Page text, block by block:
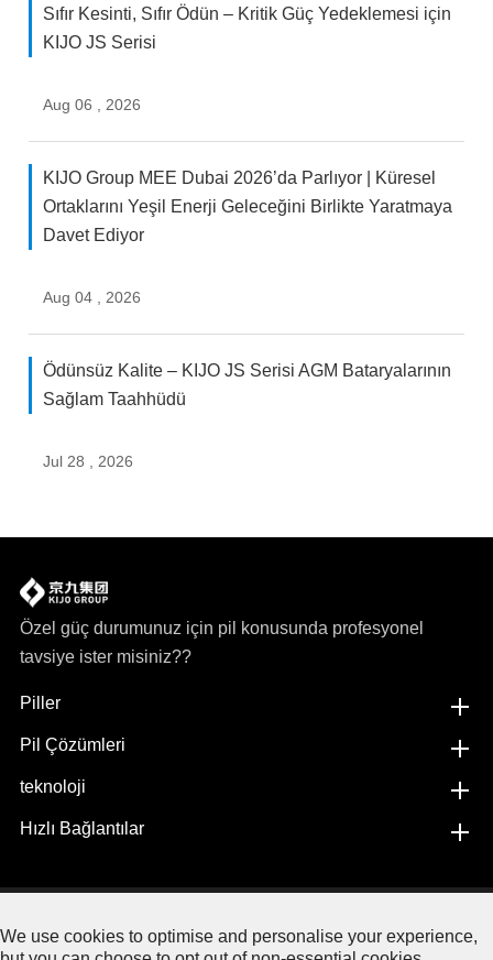
Sıfır Kesinti, Sıfır Ödün – Kritik Güç Yedeklemesi için
KIJO JS Serisi
Aug 06 , 2026
KIJO Group MEE Dubai 2026’da Parlıyor | Küresel
Ortaklarını Yeşil Enerji Geleceğini Birlikte Yaratmaya
Davet Ediyor
Aug 04 , 2026
Ödünsüz Kalite – KIJO JS Serisi AGM Bataryalarının
Sağlam Taahhüdü
Jul 28 , 2026
Özel güç durumunuz için pil konusunda profesyonel
tavsiye ister misiniz??
Piller
Pil Çözümleri
teknoloji
Hızlı Bağlantılar
Co.,LTD.Her hakkı saklıdır.
We use cookies to optimise and personalise your experience,